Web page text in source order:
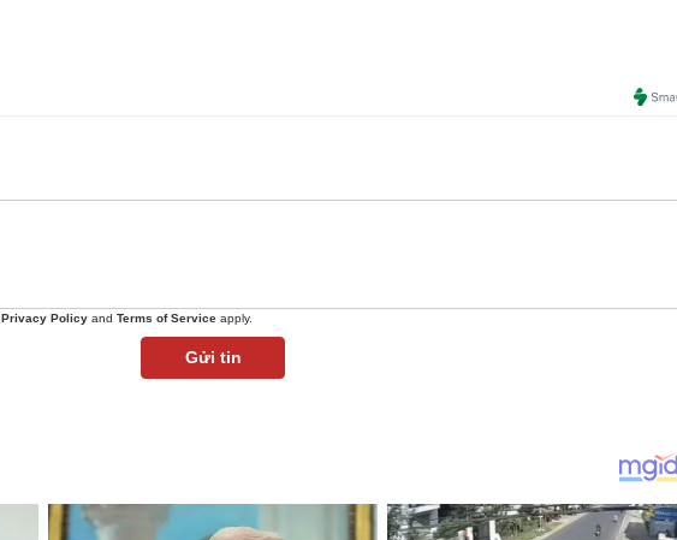
Privacy Policy and Terms of Service apply.
Gửi tin